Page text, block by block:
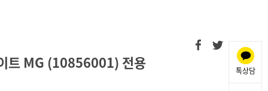
트 MG (10856001) 전용 톡상담